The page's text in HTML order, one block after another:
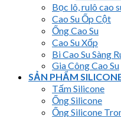
Bọc lô, rulô cao
Cao Su Ốp Cột
Ống Cao Su
Cao Su Xốp
Bi Cao Su Sàng
Gia Công Cao Su
SẢN PHẨM
Tấm Silicone
Ống Silicone
Ống Silicone